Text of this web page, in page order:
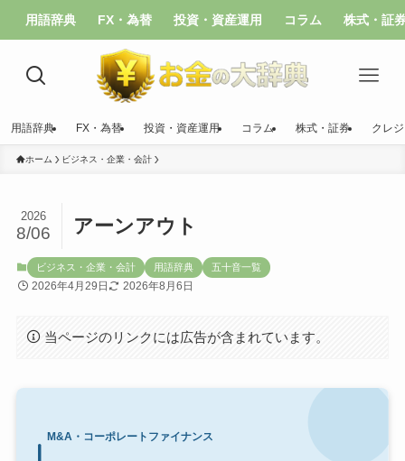
用語辞典 FX・為替 投資・資産運用 コラム 株式・証
用語辞典 FX・為替 投資・資産運用 コラム 株式・証券 クレ
ホーム ビジネス・企業・会計
アーンアウト
2026
8/06
ビジネス・企業・会計 用語辞典 五十音一覧
2026年4月29日 2026年8月6日
当ページのリンクには広告が含まれています。